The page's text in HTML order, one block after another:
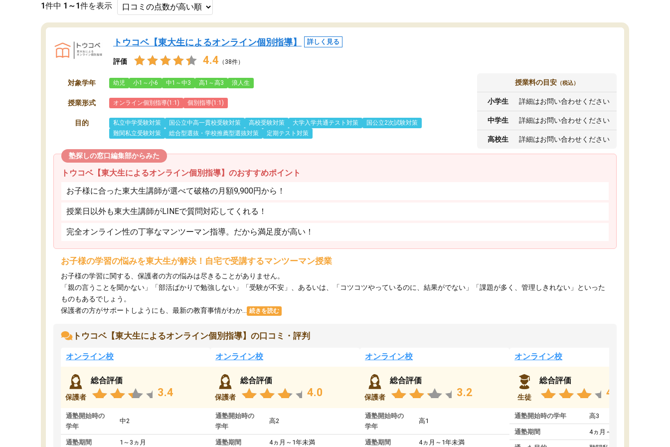
1件中 1～1件を表示
トウコベ【東大生によるオンライン個別指導】 詳しく見る
評価 4.4 （38件）
対象学年 幼児 小1～小6 中1～中3 高1～高3 浪人生
授業形式 オンライン個別指導(1:1) 個別指導(1:1)
目的 私立中学受験対策 国公立中高一貫校受験対策 高校受験対策 大学入学共通テスト対策
国公立2次試験対策
難関私立受験対策
総合型選抜・学校推薦型選抜対策 定期テスト対策
授業料の目安 （税込）
小学生 詳細はお問い合わせください
中学生 詳細はお問い合わせください
高校生 詳細はお問い合わせください
塾探しの窓口編集部からみた
トウコベ【東大生によるオンライン個別指導】のおすすめポイント
お子様に合った東大生講師が選べて破格の月額9,900円から！
授業日以外も東大生講師がLINEで質問対応してくれる！
完全オンライン性の丁寧なマンツーマン指導。だから満足度が高い！
お子様の学習の悩みを東大生が解決！自宅で受講するマンツーマン授業
お子様の学習に関する、保護者の方の悩みは尽きることがありません。
「親の言うことを聞かない」「部活ばかりで勉強しない」「受験が不安」、あるいは、「コツコツやっているのに、結果がでない」「課題が多く、管理しきれない」といった
ものもあるでしょう。
保護者の方がサポートしようにも、最新の教育事情がわか...
続きを読む
トウコベ【東大生によるオンライン個別指導】の口コミ・評判
オンライン校
保護者
総合評価
3.4
通塾開始時の
学年
中2
通塾期間 1～3ヵ月
オンライン校
保護者
総合評価
4.0
通塾開始時の
学年
高2
通塾期間 4ヵ月～1年未満
オンライン校
保護者
総合評価
3.2
通塾開始時の
学年
高1
通塾期間 4ヵ月～1年未満
オンライン校
生徒
総合評価
4.4
通塾開始時の学年 高3
通塾期間 4ヵ月～1年未満